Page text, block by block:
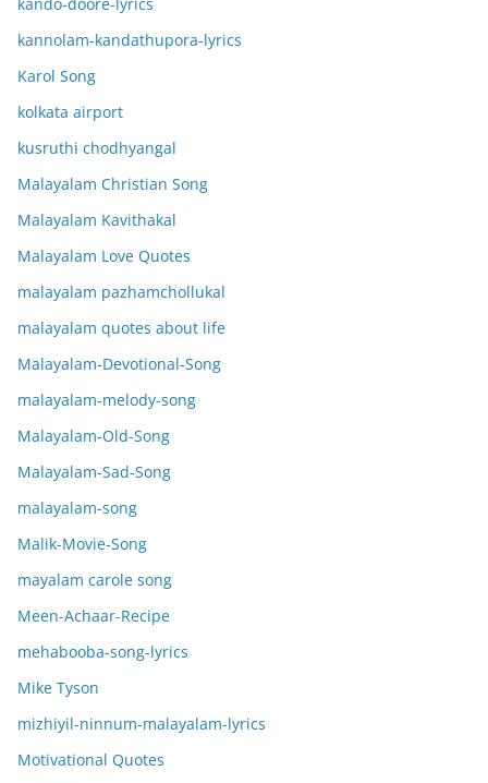
kannolam-kandathupora-lyrics
Karol Song
kolkata airport
kusruthi chodhyangal
Malayalam Christian Song
Malayalam Kavithakal
Malayalam Love Quotes
malayalam pazhamchollukal
malayalam quotes about life
Malayalam-Devotional-Song
malayalam-melody-song
Malayalam-Old-Song
Malayalam-Sad-Song
malayalam-song
Malik-Movie-Song
mayalam carole song
Meen-Achaar-Recipe
mehabooba-song-lyrics
Mike Tyson
mizhiyil-ninnum-malayalam-lyrics
Motivational Quotes